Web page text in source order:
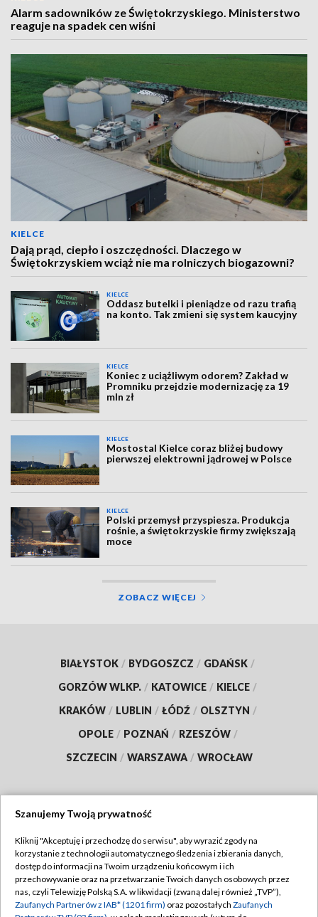
Alarm sadowników ze Świętokrzyskiego. Ministerstwo
reaguje na spadek cen wiśni
KIELCE
Dają prąd, ciepło i oszczędności. Dlaczego w
Świętokrzyskiem wciąż nie ma rolniczych biogazowni?
KIELCE
Oddasz butelki i pieniądze od razu trafią
na konto. Tak zmieni się system kaucyjny
KIELCE
Koniec z uciążliwym odorem? Zakład w
Promniku przejdzie modernizację za 19
mln zł
KIELCE
Mostostal Kielce coraz bliżej budowy
pierwszej elektrowni jądrowej w Polsce
KIELCE
Polski przemysł przyspiesza. Produkcja
rośnie, a świętokrzyskie firmy zwiększają
moce
ZOBACZ WIĘCEJ
BIAŁYSTOK / BYDGOSZCZ / GDAŃSK /
GORZÓW WLKP. / KATOWICE / KIELCE /
KRAKÓW / LUBLIN / ŁÓDŹ / OLSZTYN /
OPOLE / POZNAŃ / RZESZÓW /
SZCZECIN / WARSZAWA / WROCŁAW
TVP
Abonament TVP
Emisja w TVP
Regulamin TVP
Polityka prywatności
Szanujemy Twoją prywatność
Kliknij "Akceptuję i przechodzę do serwisu", aby wyrazić zgody na
korzystanie z technologii automatycznego śledzenia i zbierania danych,
dostęp do informacji na Twoim urządzeniu końcowym i ich
przechowywanie oraz na przetwarzanie Twoich danych osobowych przez
nas, czyli Telewizję Polską S.A. w likwidacji (zwaną dalej również „TVP”),
Zaufanych Partnerów z IAB* (1201 firm) oraz pozostałych Zaufanych